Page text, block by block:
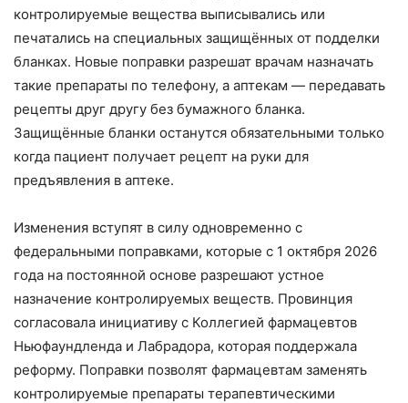
контролируемые вещества выписывались или
печатались на специальных защищённых от подделки
бланках. Новые поправки разрешат врачам назначать
такие препараты по телефону, а аптекам — передавать
рецепты друг другу без бумажного бланка.
Защищённые бланки останутся обязательными только
когда пациент получает рецепт на руки для
предъявления в аптеке.
Изменения вступят в силу одновременно с
федеральными поправками, которые с 1 октября 2026
года на постоянной основе разрешают устное
назначение контролируемых веществ. Провинция
согласовала инициативу с Коллегией фармацевтов
Ньюфаундленда и Лабрадора, которая поддержала
реформу. Поправки позволят фармацевтам заменять
контролируемые препараты терапевтическими